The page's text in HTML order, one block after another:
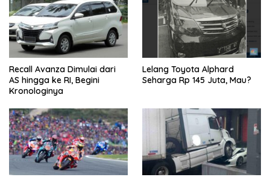
Recall Avanza Dimulai dari
AS hingga ke RI, Begini
Kronologinya
Lelang Toyota Alphard
Seharga Rp 145 Juta, Mau?